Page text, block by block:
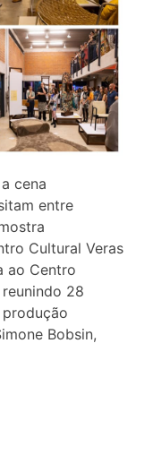
cena
entre
Cultural Veras
ao Centro
28
Bobsin,